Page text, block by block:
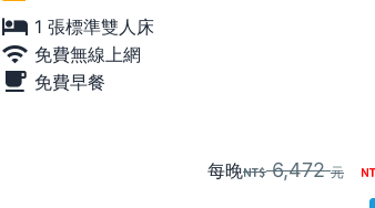
1 張標準雙人床
免費無線上網
免費早餐
每晚 6,472元